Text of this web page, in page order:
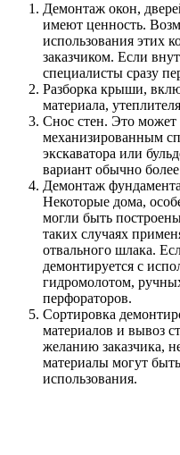
Демонтаж окон,
имеют ценность.
использования этих
заказчиком. Если
специалисты сразу
Разборка крыши,
материала,
Снос стен. Это
механизированным
экскаватора или
вариант обычно
Демонтаж
Некоторые дома,
могли быть
таких случаях
отвального шлака.
демонтируется с
гидромолотом,
перфораторов.
Сортировка
материалов и вывоз
желанию заказчика,
материалы могут
использования.